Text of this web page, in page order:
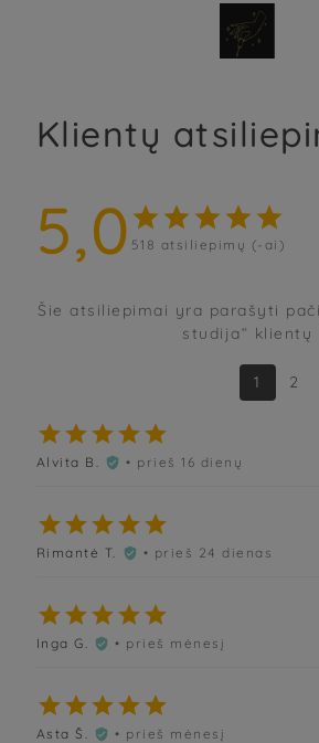
Klientų
5,0     
518 atsiliepimų (-ai)
Šie atsiliepimai yra parašyti
studija“ klientų
1 2

Alvita B.  • prieš 16 dienų

Rimantė T.  • prieš 24 dienas

Inga G.  • prieš mėnesį

Asta Š.  • prieš mėnesį